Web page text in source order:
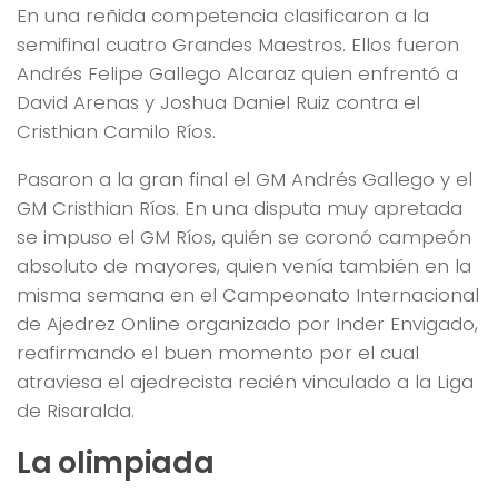
En una reñida competencia clasificaron a la
semifinal cuatro Grandes Maestros. Ellos fueron
Andrés Felipe Gallego Alcaraz quien enfrentó a
David Arenas y Joshua Daniel Ruiz contra el
Cristhian Camilo Ríos.
Pasaron a la gran final el GM Andrés Gallego y el
GM Cristhian Ríos. En una disputa muy apretada
se impuso el GM Ríos, quién se coronó campeón
absoluto de mayores, quien venía también en la
misma semana en el Campeonato Internacional
de Ajedrez Online organizado por Inder Envigado,
reafirmando el buen momento por el cual
atraviesa el ajedrecista recién vinculado a la Liga
de Risaralda.
La olimpiada